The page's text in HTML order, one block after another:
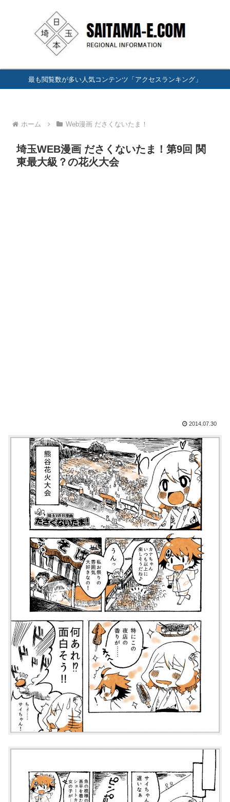
最も閲覧数が多い人気コンテンツ「アクセスランキング」
ホーム Web漫画 ださくないたま！
埼玉WEB漫画 ださくないたま！第9回 関
東最大級？の花火大会
2014.07.30